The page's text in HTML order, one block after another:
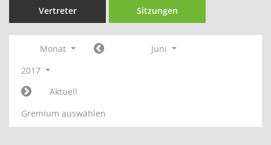
Vertreter Sitzungen
Monat
Juni
2017
Aktuell
Gremium auswählen